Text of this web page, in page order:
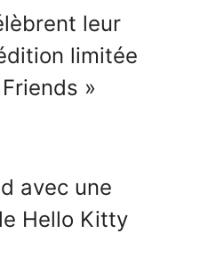
leur
limitée
»
avec une
Hello Kitty